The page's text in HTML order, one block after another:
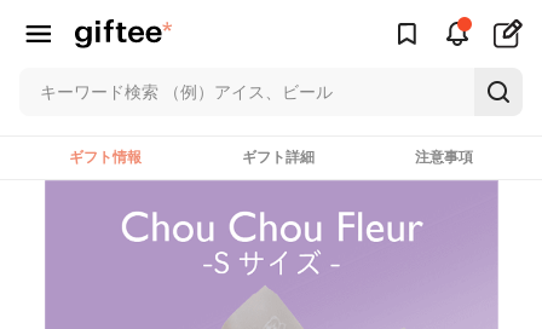
ギフト情報 ギフト詳細 注意事項